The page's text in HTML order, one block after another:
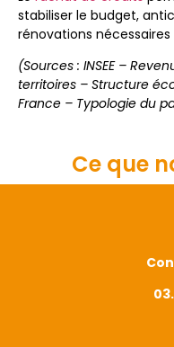
stabiliser le budget,
rénovations nécessaires
(Sources : INSEE –
territoires – Structure
France – Typologie du
Ce que